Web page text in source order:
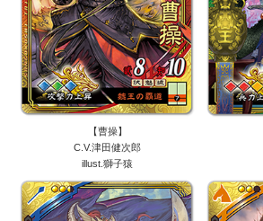
【曹操】
C.V.津田健次郎
illust.獅子猿